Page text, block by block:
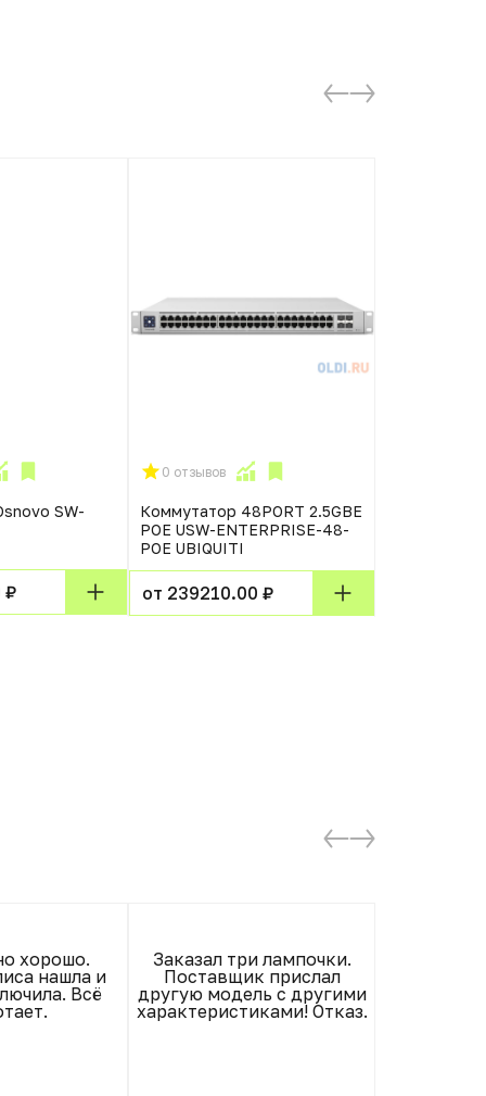
SW-
₽
0 отзывов
Коммутатор 48PORT 2.5GBE
POE USW-ENTERPRISE-48-
POE UBIQUITI
от 239210.00 ₽
хорошо.
нашла и
Всё
Заказал три лампочки.
Поставщик прислал
другую модель с другими
характеристиками! Отказ.